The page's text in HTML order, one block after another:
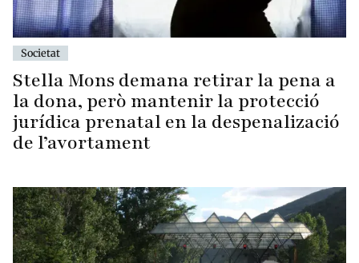
Societat
Stella Mons demana retirar la pena a
la dona, però mantenir la protecció
jurídica prenatal en la despenalizació
de l’avortament